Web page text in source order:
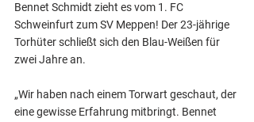
Bennet Schmidt zieht es vom 1. FC
Schweinfurt zum SV Meppen! Der 23-jährige
Torhüter schließt sich den Blau-Weißen für
zwei Jahre an.
„Wir haben nach einem Torwart geschaut, der
eine gewisse Erfahrung mitbringt. Bennet